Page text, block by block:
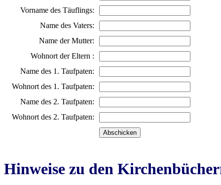
Vorname des Täuflings:
Name des Vaters:
Name der Mutter:
Wohnort der Eltern :
Name des 1. Taufpaten:
Wohnort des 1. Taufpaten:
Name des 2. Taufpaten:
Wohnort des 2. Taufpaten:
Hinweise zu den